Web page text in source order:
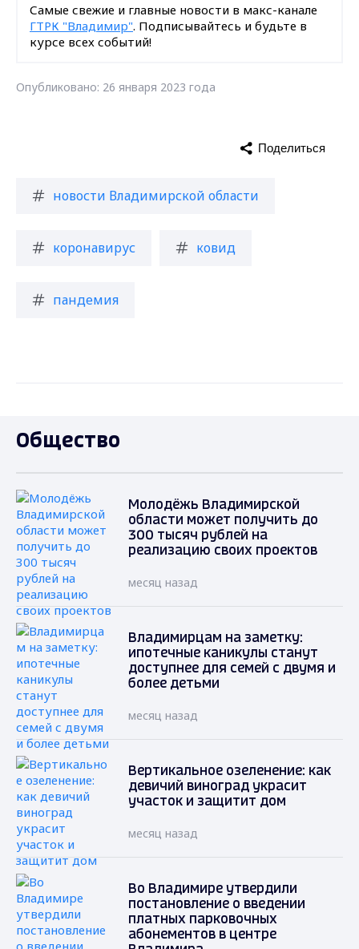
Самые свежие и главные новости в макс-канале
ГТРК "Владимир". Подписывайтесь и будьте в
курсе всех событий!
Опубликовано: 26 января 2023 года
новости Владимирской области
коронавирус ковид
пандемия
Поделиться
Общество
Молодёжь Владимирской
области может получить до
300 тысяч рублей на
реализацию своих проектов
месяц назад
Владимирцам на заметку:
ипотечные каникулы станут
доступнее для семей с двумя и
более детьми
месяц назад
Вертикальное озеленение: как
девичий виноград украсит
участок и защитит дом
месяц назад
Во Владимире утвердили
постановление о введении
платных парковочных
абонементов в центре